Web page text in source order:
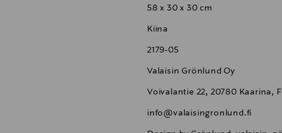
58 x 30 x 30 cm
Kiina
2179-05
Valaisin Grönlund Oy
Voivalantie 22, 20780 Kaarina,
info@valaisingronlund.fi